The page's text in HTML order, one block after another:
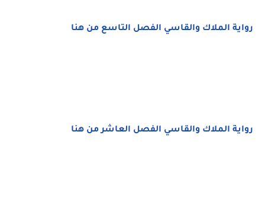
رواية الملاك والقاسي الفصل التاسع من هنا
رواية الملاك والقاسي الفصل العاشر من هنا